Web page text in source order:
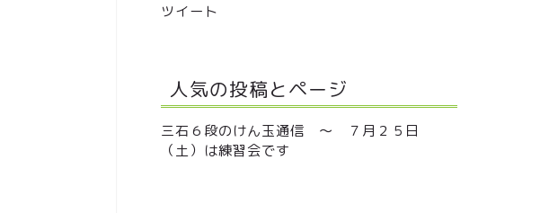
ツイート
人気の投稿とページ
三石６段のけん玉通信 ～ ７月２５日
（土）は練習会です